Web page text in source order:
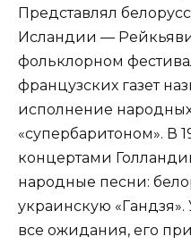
Представлял
Исландии —
фольклорном
французских газет
исполнение
«супербаритоном». В
концертами
народные песни:
украинскую
все ожидания, его